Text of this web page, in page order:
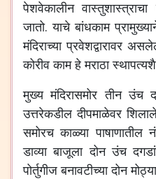
पेशवेकालीन
जातो. याचे बांधकाम
मंदिराच्या प्रवेशद्वारावर
कोरीव काम हे मराठा
मुख्य मंदिरासमोर तीन उंच
उत्तरेकडील दीपमाळेवर
समोरच काळ्या
डाव्या बाजूला दोन उंच
पोर्तुगीज बनावटीच्या दोन